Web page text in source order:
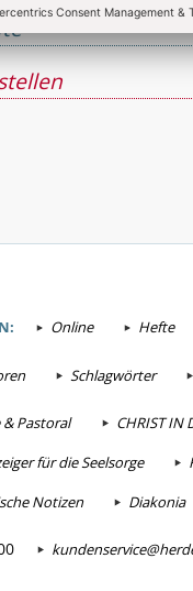
Online Hefte
Schlagwörter
& Pastoral CHRIST IN
für die Seelsorge
Notizen Diakonia